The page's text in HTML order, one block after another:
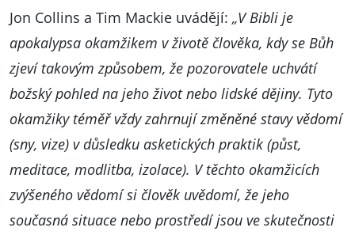
Jon Collins a Tim Mackie uvádějí: „V Bibli je
apokalypsa okamžikem v životě člověka, kdy se Bůh
zjeví takovým způsobem, že pozorovatele uchvátí
božský pohled na jeho život nebo lidské dějiny. Tyto
okamžiky téměř vždy zahrnují změněné stavy vědomí
(sny, vize) v důsledku asketických praktik (půst,
meditace, modlitba, izolace). V těchto okamžicích
zvýšeného vědomí si člověk uvědomí, že jeho
současná situace nebo prostředí jsou ve skutečnosti